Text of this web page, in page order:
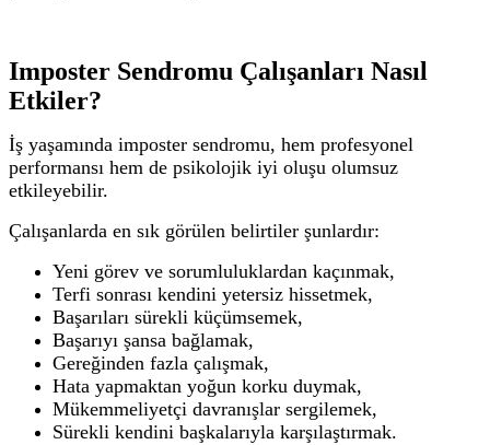
Imposter Sendromu Çalışanları Nasıl
Etkiler?
İş yaşamında imposter sendromu, hem profesyonel
performansı hem de psikolojik iyi oluşu olumsuz
etkileyebilir.
Çalışanlarda en sık görülen belirtiler şunlardır:
Yeni görev ve sorumluluklardan kaçınmak,
Terfi sonrası kendini yetersiz hissetmek,
Başarıları sürekli küçümsemek,
Başarıyı şansa bağlamak,
Gereğinden fazla çalışmak,
Hata yapmaktan yoğun korku duymak,
Mükemmeliyetçi davranışlar sergilemek,
Sürekli kendini başkalarıyla karşılaştırmak.